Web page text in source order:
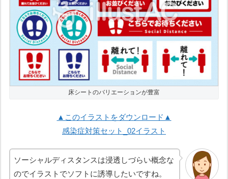
床シートのバリエーションが豊富
▲このイラストをダウンロード▲
感染症対策セット_02イラスト
ソーシャルディスタンスは浸透しづらい概念な
のでイラストでソフトに誘導したいですね。